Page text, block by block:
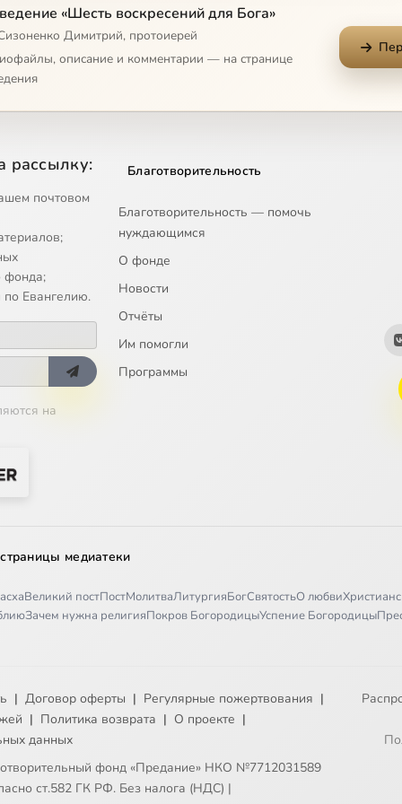
«Шесть воскресений для Бога»
Димитрий, протоиерей
описание и комментарии — на странице
рассылку:
почтовом
фонда;
Евангелию.
на
Благотворительность
Благотворительность — помочь
нуждающимся
О фонде
Новости
Отчёты
Им помогли
Программы
медиатеки
Великий постПостМолитваЛитургияБогСвятостьО любви
Зачем нужна религияПокров БогородицыУспение Богородицы
| Договор оферты | Регулярные пожертвования |
| Политика возврата | О проекте |
данных
фонд «Предание» НКО №7712031589
ст.582 ГК РФ. Без налога (НДС) |